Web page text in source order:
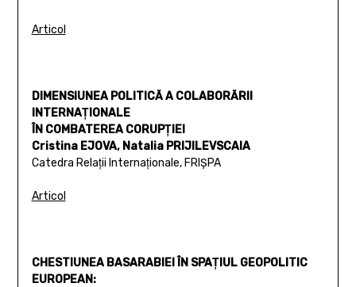
Articol
DIMENSIUNEA POLITICĂ A COLABORĂRII
INTERNAŢIONALE
ÎN COMBATEREA CORUPŢIEI
Cristina EJOVA, Natalia PRIJILEVSCAIA
Catedra Relaţii Internaţionale, FRIŞPA
Articol
CHESTIUNEA BASARABIEI ÎN SPAŢIUL GEOPOLITIC
EUROPEAN: